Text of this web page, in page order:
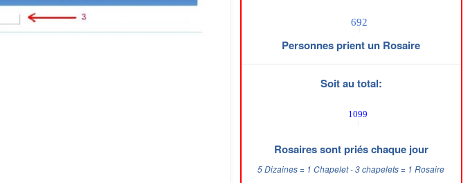
Personnes prient un Rosaire
Soit au total:
Rosaires sont priés chaque jour
5 Dizaines = 1 Chapelet - 3 chapelets = 1 Rosaire